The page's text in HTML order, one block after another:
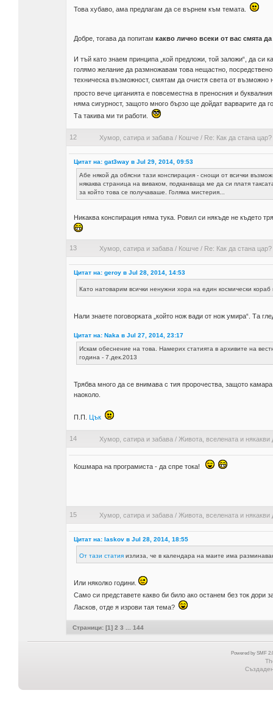
Това хубаво, ама предлагам да се върнем към темата.
Добре, тогава да попитам какво лично всеки от вас смята
И тъй като знаем принципа „кой предложи, той заложи“, да
голямо желание да размножавам това нещастно,
техническа възможност, смятам да очистя света от
просто вече циганията е повсеместна в преносния и
няма сигурност, защото много бързо ще дойдат варварите да
Та такива ми ти работи.
12 Хумор, сатира и забава / Кошче/ Re: Как да стана
Цитат на: gat3way в Jul 29, 2014, 09:53
Абе някой да обясни тази конспирация - снощи от всички
някаква страница на виваком, подканваща ме да си платя
за който това се получаваше. Голяма мистерия...
Никаква конспирация няма тука. Ровил си някъде не където
13 Хумор, сатира и забава / Кошче/ Re: Как да стана
Цитат на: geroy в Jul 28, 2014, 14:53
Като натоварим всички ненужни хора на един космически
Нали знаете поговорката „който нож вади от нож умира“. Та
Цитат на: Naka в Jul 27, 2014, 23:17
Искам обеснение на това. Намерих статията в архивите на
година - 7.дек.2013
Трябва много да се внимава с тия пророчества, защото
наоколо.
П.П. Цък
14 Хумор, сатира и забава / Живота, вселената и някакви
Кошмара на програмиста - да спре тока!
15 Хумор, сатира и забава / Живота, вселената и някакви
Цитат на: laskov в Jul 28, 2014, 18:55
От тази статияизлиза, че в календара на маите има
Или няколко години.
Само си представете какво би било ако останем без ток дори
Ласков, отде я изрови тая тема?
Страници: [1] 2 3 144
Powered by SMF